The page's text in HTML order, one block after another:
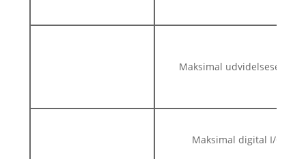
Maksimal udvidelsesevne
Maksimal digital I/O